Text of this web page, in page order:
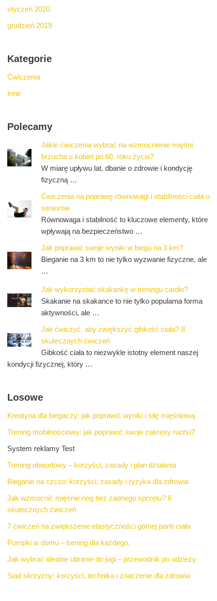
styczeń 2020
grudzień 2019
Kategorie
Ćwiczenia
Inne
Polecamy
Jakie ćwiczenia wybrać na wzmocnienie mięśni
brzucha u kobiet po 60. roku życia?
W miarę upływu lat, dbanie o zdrowie i kondycję
fizyczną …
Ćwiczenia na poprawę równowagi i stabilności ciała u
seniorów
Równowaga i stabilność to kluczowe elementy, które
wpływają na bezpieczeństwo …
Jak poprawić swoje wyniki w biegu na 3 km?
Bieganie na 3 km to nie tylko wyzwanie fizyczne, ale
…
Jak wykorzystać skakankę w treningu cardio?
Skakanie na skakance to nie tylko popularna forma
aktywności, ale …
Jak ćwiczyć, aby zwiększyć gibkość ciała? 8
skutecznych ćwiczeń
Gibkość ciała to niezwykle istotny element naszej
kondycji fizycznej, który …
Losowe
Kreatyna dla biegaczy: jak poprawić wyniki i siłę mięśniową
Trening mobilnościowy: jak poprawić swoje zakresy ruchu?
System reklamy Test
Trening obwodowy – korzyści, zasady i plan działania
Bieganie na czczo: korzyści, zasady i ryzyka dla zdrowia
Jak wzmocnić mięśnie nóg bez żadnego sprzętu? 8
skutecznych ćwiczeń
7 ćwiczeń na zwiększenie elastyczności górnej partii ciała
Pompki w domu – trening dla każdego.
Jak wybrać idealne ubranie do jogi – przewodnik po odzieży
Siad skrzyżny: korzyści, technika i znaczenie dla zdrowia